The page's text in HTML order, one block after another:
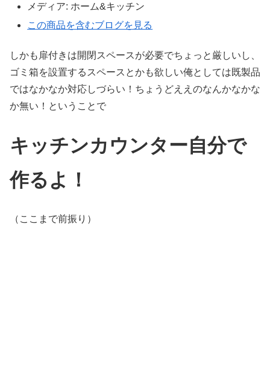
メディア: ホーム&キッチン
この商品を含むブログを見る
しかも扉付きは開閉スペースが必要でちょっと厳しいし、
ゴミ箱を設置するスペースとかも欲しい俺としては既製品
ではなかなか対応しづらい！ちょうどええのなんかなかな
か無い！ということで
キッチンカウンター自分で
作るよ！
（ここまで前振り）